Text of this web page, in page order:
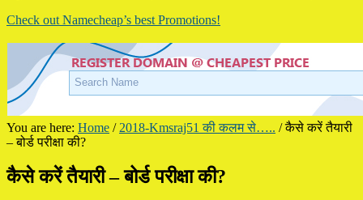
Check out Namecheap’s best Promotions!
You are here: Home / 2018-Kmsraj51 की कलम से….. /कैसे करें तैयारी
– बोर्ड परीक्षा की?
कैसे करें तैयारी – बोर्ड परीक्षा की?